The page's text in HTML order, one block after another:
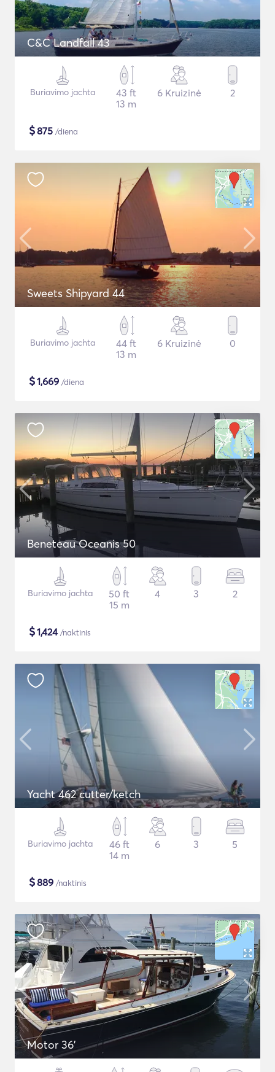
C&C Landfall 43
Buriavimo jachta
43 ft
13 m
6 Kruizinė 2
$875 /diena
Sweets Shipyard 44
Buriavimo jachta
44 ft
13 m
6 Kruizinė 0
$1,669 /diena
Beneteau Oceanis 50
Buriavimo jachta
50 ft
15 m
4 3 2
$1,424/naktinis
Yacht 462 cutter/ketch
Buriavimo jachta
46 ft
14 m
6 3 5
$889 /naktinis
Motor 36'